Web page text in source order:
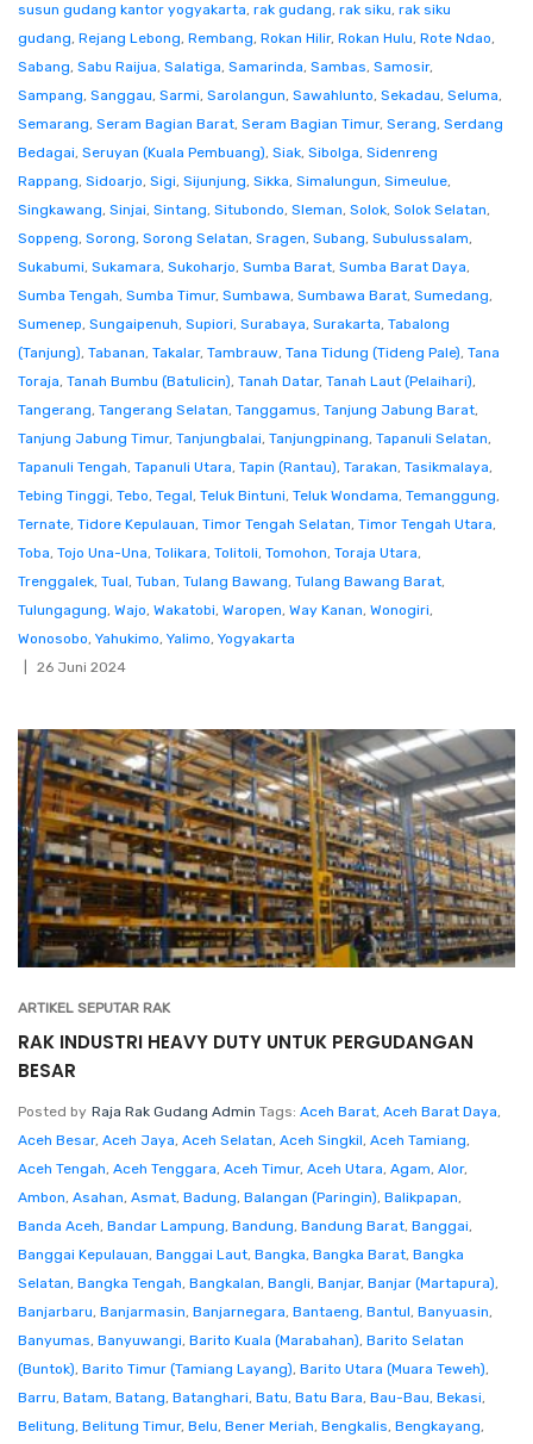
susun gudang kantor yogyakarta, rak gudang, rak siku, rak siku
gudang, Rejang Lebong, Rembang, Rokan Hilir, Rokan Hulu, Rote Ndao,
Sabang, Sabu Raijua, Salatiga, Samarinda, Sambas, Samosir,
Sampang, Sanggau, Sarmi, Sarolangun, Sawahlunto, Sekadau, Seluma,
Semarang, Seram Bagian Barat, Seram Bagian Timur, Serang, Serdang
Bedagai, Seruyan (Kuala Pembuang), Siak, Sibolga, Sidenreng
Rappang, Sidoarjo, Sigi, Sijunjung, Sikka, Simalungun, Simeulue,
Singkawang, Sinjai, Sintang, Situbondo, Sleman, Solok, Solok Selatan,
Soppeng, Sorong, Sorong Selatan, Sragen, Subang, Subulussalam,
Sukabumi, Sukamara, Sukoharjo, Sumba Barat, Sumba Barat Daya,
Sumba Tengah, Sumba Timur, Sumbawa, Sumbawa Barat, Sumedang,
Sumenep, Sungaipenuh, Supiori, Surabaya, Surakarta, Tabalong
(Tanjung), Tabanan, Takalar, Tambrauw, Tana Tidung (Tideng Pale), Tana
Toraja, Tanah Bumbu (Batulicin), Tanah Datar, Tanah Laut (Pelaihari),
Tangerang, Tangerang Selatan, Tanggamus, Tanjung Jabung Barat,
Tanjung Jabung Timur, Tanjungbalai, Tanjungpinang, Tapanuli Selatan,
Tapanuli Tengah, Tapanuli Utara, Tapin (Rantau), Tarakan, Tasikmalaya,
Tebing Tinggi, Tebo, Tegal, Teluk Bintuni, Teluk Wondama, Temanggung,
Ternate, Tidore Kepulauan, Timor Tengah Selatan, Timor Tengah Utara,
Toba, Tojo Una-Una, Tolikara, Tolitoli, Tomohon, Toraja Utara,
Trenggalek, Tual, Tuban, Tulang Bawang, Tulang Bawang Barat,
Tulungagung, Wajo, Wakatobi, Waropen, Way Kanan, Wonogiri,
Wonosobo, Yahukimo, Yalimo, Yogyakarta
26 Juni 2024
ARTIKEL SEPUTAR RAK
RAK INDUSTRI HEAVY DUTY UNTUK PERGUDANGAN
BESAR
Posted by Raja Rak Gudang Admin Tags: Aceh Barat, Aceh Barat Daya,
Aceh Besar, Aceh Jaya, Aceh Selatan, Aceh Singkil, Aceh Tamiang,
Aceh Tengah, Aceh Tenggara, Aceh Timur, Aceh Utara, Agam, Alor,
Ambon, Asahan, Asmat, Badung, Balangan (Paringin), Balikpapan,
Banda Aceh, Bandar Lampung, Bandung, Bandung Barat, Banggai,
Banggai Kepulauan, Banggai Laut, Bangka, Bangka Barat, Bangka
Selatan, Bangka Tengah, Bangkalan, Bangli, Banjar, Banjar (Martapura),
Banjarbaru, Banjarmasin, Banjarnegara, Bantaeng, Bantul, Banyuasin,
Banyumas, Banyuwangi, Barito Kuala (Marabahan), Barito Selatan
(Buntok), Barito Timur (Tamiang Layang), Barito Utara (Muara Teweh),
Barru, Batam, Batang, Batanghari, Batu, Batu Bara, Bau-Bau, Bekasi,
Belitung, Belitung Timur, Belu, Bener Meriah, Bengkalis, Bengkayang,